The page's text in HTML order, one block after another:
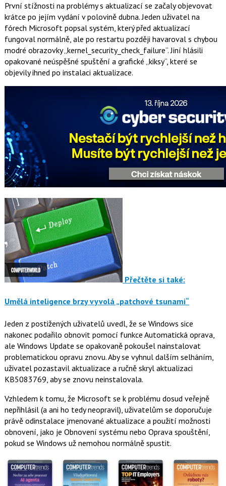
První stížnosti na problémy s aktualizací se začaly objevovat
krátce po jejím vydání v polovině dubna. Jeden uživatel na
fórech Microsoft popsal systém, který před aktualizací
fungoval normálně, ale po restartu později havaroval s chybou
modré obrazovky „kernel_security_check_failure“. Jiní hlásili
opakované neúspěšné spuštění a grafické „kiksy“, které se
objevily ihned po instalaci aktualizace.
Přečtěte si také:
Umělá inteligence brzy vyvolá „patchové tsunami“
Jeden z postižených uživatelů uvedl, že se Windows sice
nakonec podařilo obnovit pomocí funkce Automatická oprava,
ale Windows Update se opakovaně pokoušel nainstalovat
problematickou opravu znovu. Aby se vyhnul dalším selháním,
uživatel pozastavil aktualizace a ručně skryl aktualizaci
KB5083769, aby se znovu neinstalovala.
Vzhledem k tomu, že Microsoft se k problému dosud veřejně
nepřihlásil (a ani ho tedy neopravil), uživatelům se doporučuje
právě odinstalace jmenované aktualizace a použití možnosti
obnovení, jako je Obnovení systému nebo Oprava spouštění,
pokud se Windows už nemohou normálně spustit.